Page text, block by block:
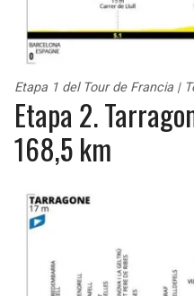
Etapa 1 del Tour de Francia |
Etapa 2.
168,5 km